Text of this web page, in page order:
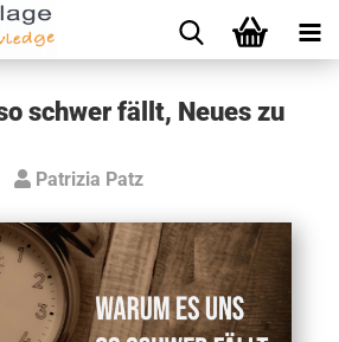
schwer fällt, Neues zu
Patrizia Patz